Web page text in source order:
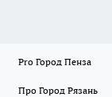
Pro Город Пенза
Про Город Рязань